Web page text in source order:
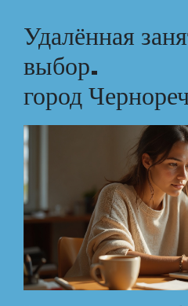
Удалённая
выбор.
город